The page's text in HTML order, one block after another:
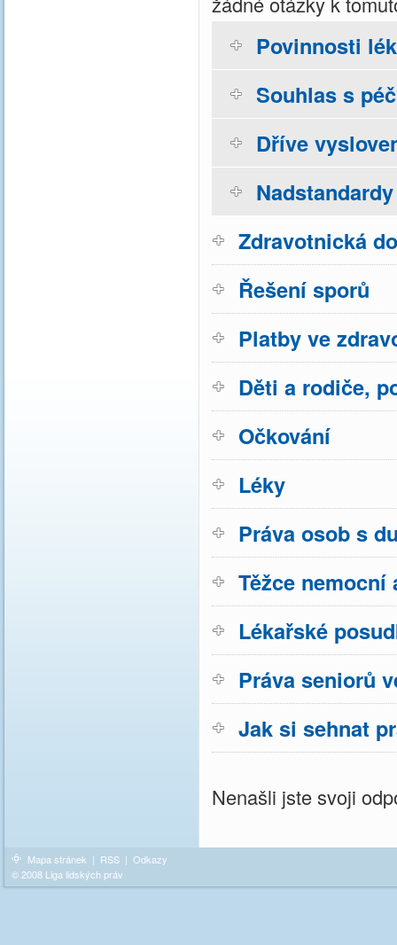
Povinnosti
Souhlas s
Dříve
Zdravotnická
Řešení sporů
Platby ve
Děti a rodiče,
Očkování
Léky
Práva osob s
Těžce
Lékařské
Práva seniorů
Jak si sehnat
Nenašli jste svoji
Mapa stránek | RSS | Odkazy
© 2008 Liga lidských práv